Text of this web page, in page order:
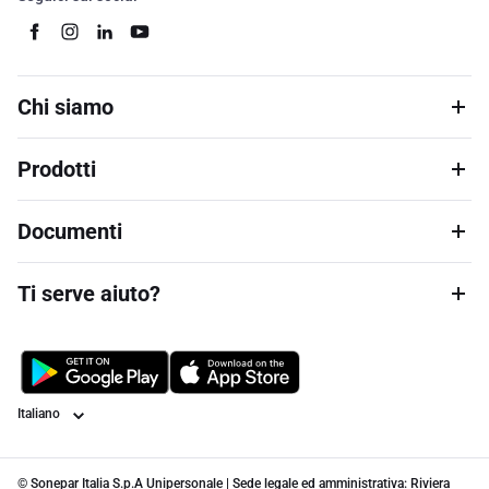
Chi siamo
Prodotti
Documenti
Ti serve aiuto?
Lingua
© Sonepar Italia S.p.A Unipersonale | Sede legale ed amministrativa: Riviera